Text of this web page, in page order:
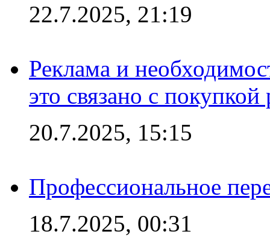
22.7.2025, 21:19
Реклама и
это связано с покупкой
20.7.2025, 15:15
Профессиональное
18.7.2025, 00:31